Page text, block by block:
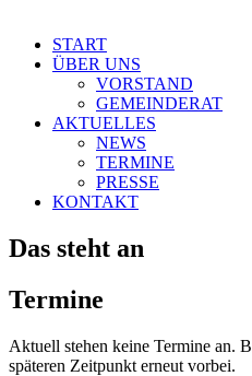
START
ÜBER UNS
VORSTAND
GEMEINDERAT
AKTUELLES
NEWS
TERMINE
PRESSE
KONTAKT
Das steht an
Termine
Aktuell stehen keine Termine an.
späteren Zeitpunkt erneut vorbei.